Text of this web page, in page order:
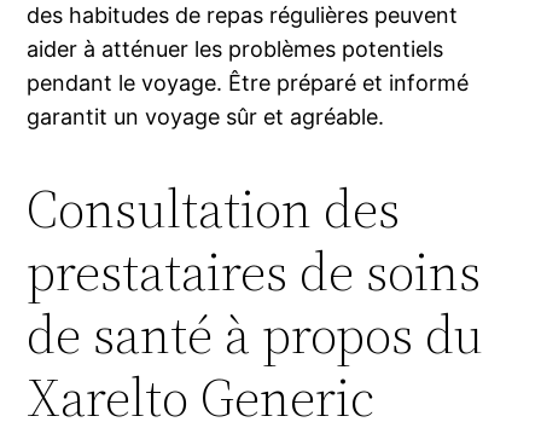
des habitudes de repas régulières peuvent
aider à atténuer les problèmes potentiels
pendant le voyage. Être préparé et informé
garantit un voyage sûr et agréable.
Consultation des
prestataires de soins
de santé à propos du
Xarelto Generic